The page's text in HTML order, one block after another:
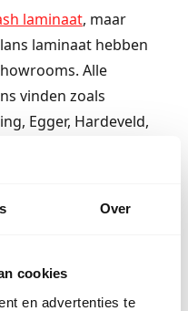
Over
cookies
en advertenties te
laminaat, maar
laminaat hebben
Alle
vinden zoals
Egger, Hardeveld,
Kortom er is niet
niet heeft of de
onze goedkope